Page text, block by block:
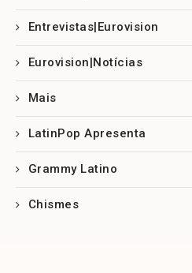
Entrevistas|Eurovision
Eurovision|Notícias
Mais
LatinPop Apresenta
Grammy Latino
Chismes